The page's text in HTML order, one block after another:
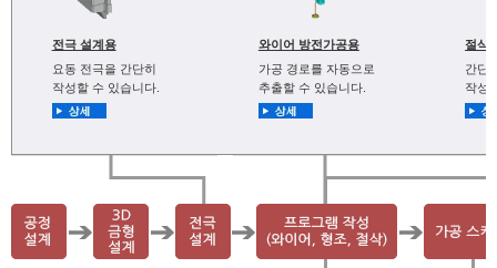
전극 설계용
요동 전극을 간단히
작성할 수 있습니다.
와이어 방전가공용
가공 경로를 자동으로
추출할 수 있습니다.
절삭
간단
작성